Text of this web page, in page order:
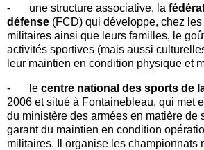
- une structure associative, la
défense (FCD) qui développe, chez
militaires ainsi que leurs familles, le
activités sportives (mais aussi
leur maintien en condition physique et
- le centre national des sports de
2006 et situé à Fontainebleau, qui met
du ministère des armées en matière de
garant du maintien en condition
militaires. Il organise les championnats